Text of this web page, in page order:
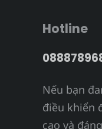
Hotline
Nếu bạn
điều khiển
cao và